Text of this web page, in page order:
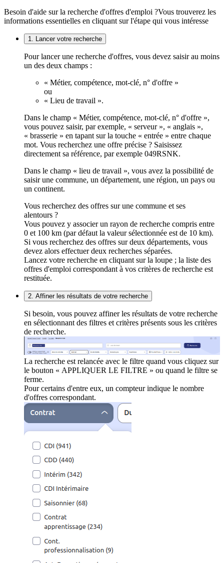
Besoin d'aide sur la recherche d'offres d'emploi ?Vous trouverez les
informations essentielles en cliquant sur l'étape qui vous intéresse
1. Lancer votre recherche
Pour lancer une recherche d'offres, vous devez saisir au moins
un des deux champs :
« Métier, compétence, mot-clé, n° d'offre »
ou
« Lieu de travail ».
Dans le champ « Métier, compétence, mot-clé, n° d'offre »,
vous pouvez saisir, par exemple, « serveur », « anglais »,
« brasserie » en tapant sur la touche « entrée » entre chaque
mot. Vous recherchez une offre précise ? Saisissez
directement sa référence, par exemple 049RSNK.
Dans le champ « lieu de travail », vous avez la possibilité de
saisir une commune, un département, une région, un pays ou
un continent.
Vous recherchez des offres sur une commune et ses
alentours ?
Vous pouvez y associer un rayon de recherche compris entre
0 et 100 km (par défaut la valeur sélectionnée est de 10 km).
Si vous recherchez des offres sur deux départements, vous
devez alors effectuer deux recherches séparées.
Lancez votre recherche en cliquant sur la loupe ; la liste des
offres d'emploi correspondant à vos critères de recherche est
restituée.
2. Affiner les résultats de votre recherche
Si besoin, vous pouvez affiner les résultats de votre recherche
en sélectionnant des filtres et critères présents sous les critères
de recherche.
La recherche est relancée avec le filtre quand vous cliquez sur
le bouton « APPLIQUER LE FILTRE » ou quand le filtre se
ferme.
Pour certains d'entre eux, un compteur indique le nombre
d'offres correspondant.